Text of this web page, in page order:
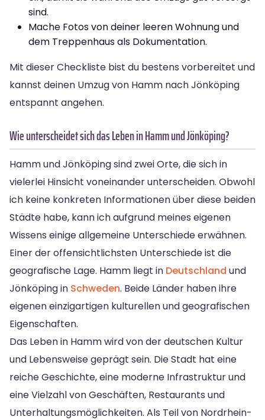
sind.
Mache Fotos von deiner leeren Wohnung und
dem Treppenhaus als Dokumentation.
Mit dieser Checkliste bist du bestens vorbereitet und
kannst deinen Umzug von Hamm nach Jönköping
entspannt angehen.
Wie unterscheidet sich das Leben in Hamm und Jönköping?
Hamm und Jönköping sind zwei Orte, die sich in
vielerlei Hinsicht voneinander unterscheiden. Obwohl
ich keine konkreten Informationen über diese beiden
Städte habe, kann ich aufgrund meines eigenen
Wissens einige allgemeine Unterschiede erwähnen.
Einer der offensichtlichsten Unterschiede ist die
geografische Lage. Hamm liegt in Deutschland und
Jönköping in Schweden. Beide Länder haben ihre
eigenen einzigartigen kulturellen und geografischen
Eigenschaften.
Das Leben in Hamm wird von der deutschen Kultur
und Lebensweise geprägt sein. Die Stadt hat eine
reiche Geschichte, eine moderne Infrastruktur und
eine Vielzahl von Geschäften, Restaurants und
Unterhaltungsmöglichkeiten. Als Teil von Nordrhein-